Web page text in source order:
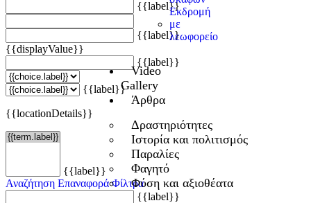
Εκδρομή
με
λεωφορείο
Video
Gallery
Άρθρα
Δραστηριότητες
Ιστορία και πολιτισμός
Παραλίες
Φαγητό
Φύση και αξιοθέατα
{{label}}
{{label}}
{{displayValue}}
{{label}}
{{label}}
{{locationDetails}}
{{label}}
Αναζήτηση Επαναφορά Φίλτρα
{{label}}